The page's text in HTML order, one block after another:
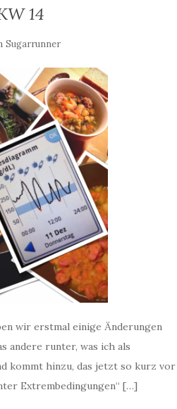
14
Sugarrunner
wir erstmal einige Änderungen
andere runter, was ich als
kommt hinzu, das jetzt so kurz vor
Extrembedingungen“ […]